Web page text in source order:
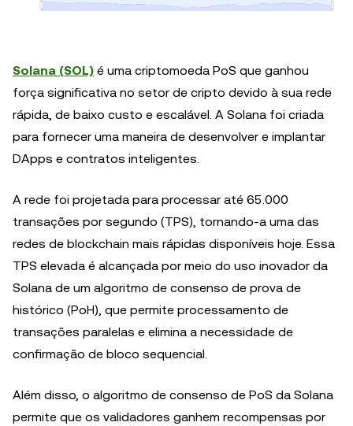
Solana (SOL) é uma criptomoeda PoS que ganhou
força significativa no setor de cripto devido à sua rede
rápida, de baixo custo e escalável. A Solana foi criada
para fornecer uma maneira de desenvolver e implantar
DApps e contratos inteligentes.
A rede foi projetada para processar até 65.000
transações por segundo (TPS), tornando-a uma das
redes de blockchain mais rápidas disponíveis hoje. Essa
TPS elevada é alcançada por meio do uso inovador da
Solana de um algoritmo de consenso de prova de
histórico (PoH), que permite processamento de
transações paralelas e elimina a necessidade de
confirmação de bloco sequencial.
Além disso, o algoritmo de consenso de PoS da Solana
permite que os validadores ganhem recompensas por